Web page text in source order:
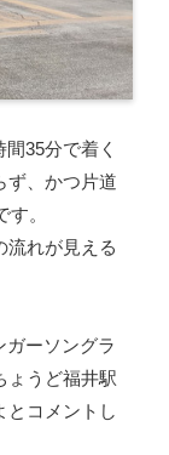
35分で着く
ず、かつ片道
。
流れが見える
ガーソングラ
ょうど福井駅
とコメントし